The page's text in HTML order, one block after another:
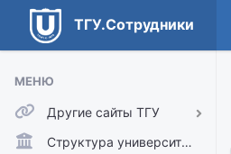
ТГУ.Сотрудники
МЕНЮ
Другие сайты ТГУ
ТГУ.Аккаунты
Структура университета